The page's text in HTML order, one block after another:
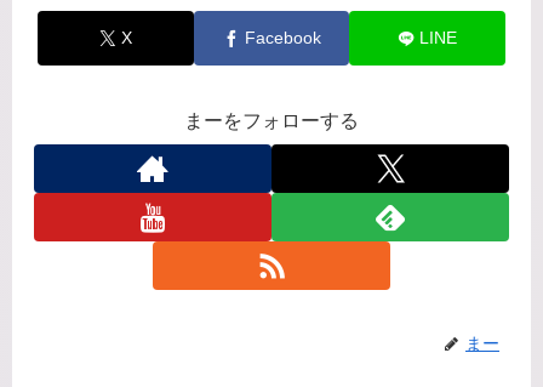
X Facebook LINE
まーをフォローする
まー